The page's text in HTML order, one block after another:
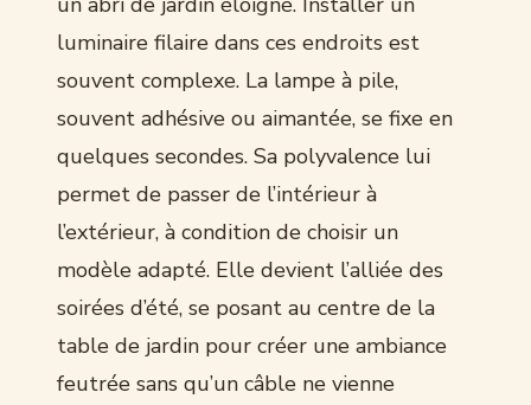
luminaire filaire dans ces endroits est
souvent complexe. La lampe à pile,
souvent adhésive ou aimantée, se fixe en
quelques secondes. Sa polyvalence lui
permet de passer de l’intérieur à
l’extérieur, à condition de choisir un
modèle adapté. Elle devient l’alliée des
soirées d’été, se posant au centre de la
table de jardin pour créer une ambiance
feutrée sans qu’un câble ne vienne